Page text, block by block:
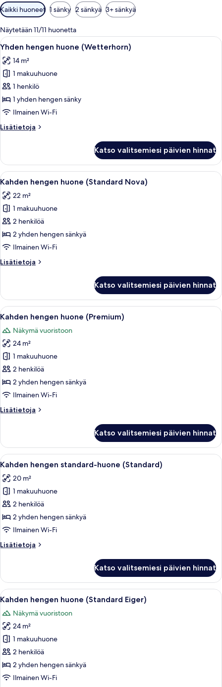
Huoneille
saatavilla
olevia
suodattimia
Kaikki huoneet 1 sänky 2 sänkyä 3+ sänkyä
Näytetään 11/11 huonetta
Avaa
kaikki
huonetyypin
Yhden
hengen
huone
(Wetterhorn)
Hotellihuone, jossa on sänky,
9
Yhden hengen huone (Wetterhorn)
14 m²
1 makuuhuone
1 henkilö
1 yhden hengen sänky
Ilmainen Wi-Fi
Lisätietoja
Lisätietoja
huone
(Wetterhorn)
Katso valitsemiesi päivien hinnat
Avaa
kaikki
huonetyypin
Kahden
hengen
huone
(Standard
kuvat
Hotellihuone, jossa on sänky,
13
Kahden hengen huone (Standard Nova)
22 m²
1 makuuhuone
2 henkilöä
2 yhden hengen sänkyä
Ilmainen Wi-Fi
Lisätietoja
Lisätietoja
huone
(Standard
Nova)
Katso valitsemiesi päivien hinnat
Avaa
kaikki
huonetyypin
Kahden
hengen
huone
(Premium)
kuvat
Siisti hotellihuone, jossa on
14
Kahden hengen huone (Premium)
Näkymä vuoristoon
24 m²
1 makuuhuone
2 henkilöä
2 yhden hengen sänkyä
Ilmainen Wi-Fi
Lisätietoja
Lisätietoja
huone
(Premium)
Katso valitsemiesi päivien hinnat
Avaa
kaikki
huonetyypin
Kahden
hengen
standard-
huone
kuvat
Hotellihuone, jossa on kaksi
5
Kahden hengen standard-huone (Standard)
20 m²
1 makuuhuone
2 henkilöä
2 yhden hengen sänkyä
Ilmainen Wi-Fi
Lisätietoja
Lisätietoja
standard-
huone
(Standard)
Katso valitsemiesi päivien hinnat
Avaa
kaikki
huonetyypin
Kahden
hengen
huone
(Standard
Eiger)
Hotellihuone, jossa on suuri sänky,
10
Kahden hengen huone (Standard Eiger)
Näkymä vuoristoon
24 m²
1 makuuhuone
2 henkilöä
2 yhden hengen sänkyä
Ilmainen Wi-Fi